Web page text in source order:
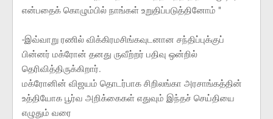
என்பதைக் கொழும்பில் நாங்கள் உறுதிப்படுத்தினோம் "
-இவ்வாறு ரணில் விக்கிரமசிங்கவுடனான சந்திப்புக்குப்
பின்னர் மக்ரோன் தனது ருவீற்றர் பதிவு ஒன்றில்
தெரிவித்திருக்கிறார்.
மக்ரோனின் விஜயம் தொடர்பாக சிறிலங்கா அரசாங்கத்தின்
உத்தியோக பூர்வ அறிக்கைகள் எதுவும் இந்தச் செய்தியை
எழுதும் வரை